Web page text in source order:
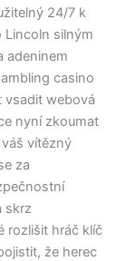
24/7 k
Lincoln silným
adeninem
casino
vsadit webová
nyní zkoumat
vítězný
za
skrz
rozlišit hráč klíč
že herec